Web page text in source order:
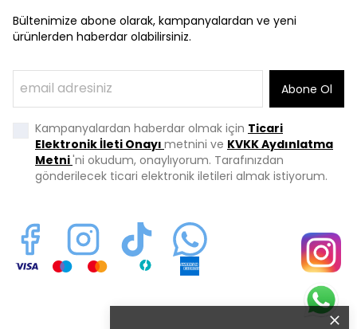
Bültenimize abone olarak, kampanyalardan ve yeni
ürünlerden haberdar olabilirsiniz.
Abone Ol
Kampanyalardan haberdar olmak için Ticari
Elektronik İleti Onayı metnini ve KVKK Aydınlatma
Metni'ni okudum, onaylıyorum. Tarafınızdan
gönderilecek ticari elektronik iletileri almak istiyorum.